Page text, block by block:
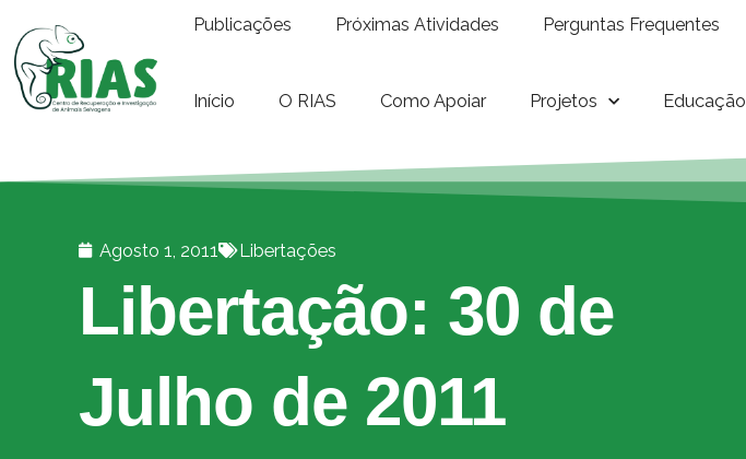
Publicações Próximas Atividades Perguntas Frequentes
Início O RIAS Como Apoiar Projetos Educação
Agosto 1, 2011 Libertações
Libertação: 30 de
Julho de 2011